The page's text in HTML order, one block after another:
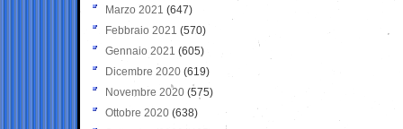
Marzo 2021 (647)
Febbraio 2021 (570)
Gennaio 2021 (605)
Dicembre 2020 (619)
Novembre 2020 (575)
Ottobre 2020 (638)